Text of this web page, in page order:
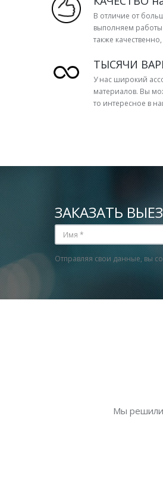
В отличие от
выполняем
также
ТЫСЯЧИ
У нас широкий
материалов. Вы
то интересное в
ЗАКАЗАТЬ
Отправляя свои данные, вы
Мы решили